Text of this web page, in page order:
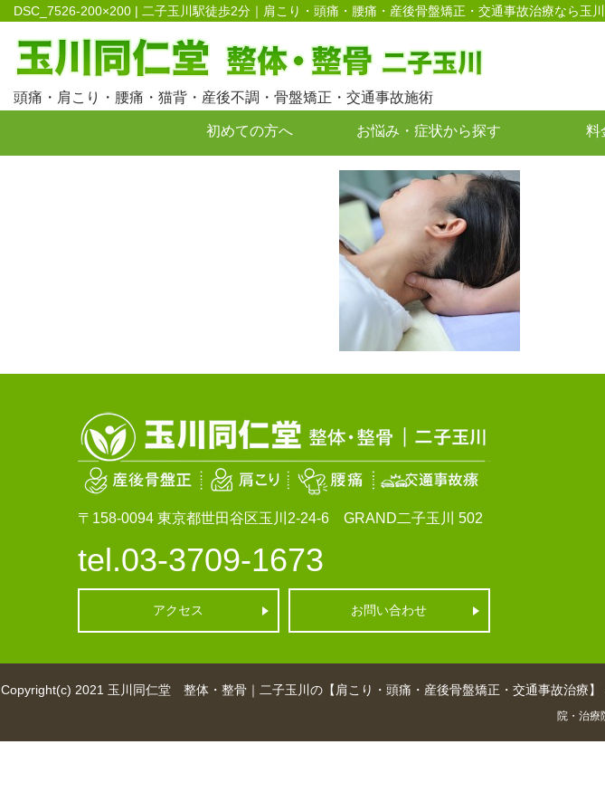
DSC_7526-200×200 | 二子玉川駅徒歩2分｜肩こり・頭痛・腰痛・産後骨盤矯正・交通事故治療なら玉
頭痛・肩こり・腰痛・猫背・産後不調・骨盤矯正・交通事故施術
初めての方へ お悩み・症状から探す 料
〒158-0094 東京都世田谷区玉川2-24-6 GRAND二子玉川 502
tel.03-3709-1673
アクセス お問い合わせ
Copyright(c) 2021 玉川同仁堂 整体・整骨｜二子玉川の【肩こり・頭痛・産後骨盤矯正・交通事故治療】
院・治療